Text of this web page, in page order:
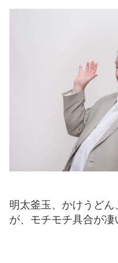
明太釜玉、かけうど
が、モチモチ具合が凄